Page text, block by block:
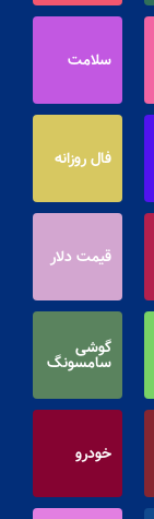
سلامت
فال روزانه
قیمت دلار
گوشی
سامسونگ
خودرو